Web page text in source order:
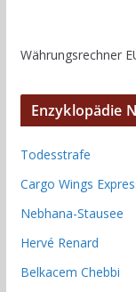
Währungsrechner
Enzyklopädie
Todesstrafe
Cargo Wings
Nebhana-Stausee
Hervé Renard
Belkacem Chebbi